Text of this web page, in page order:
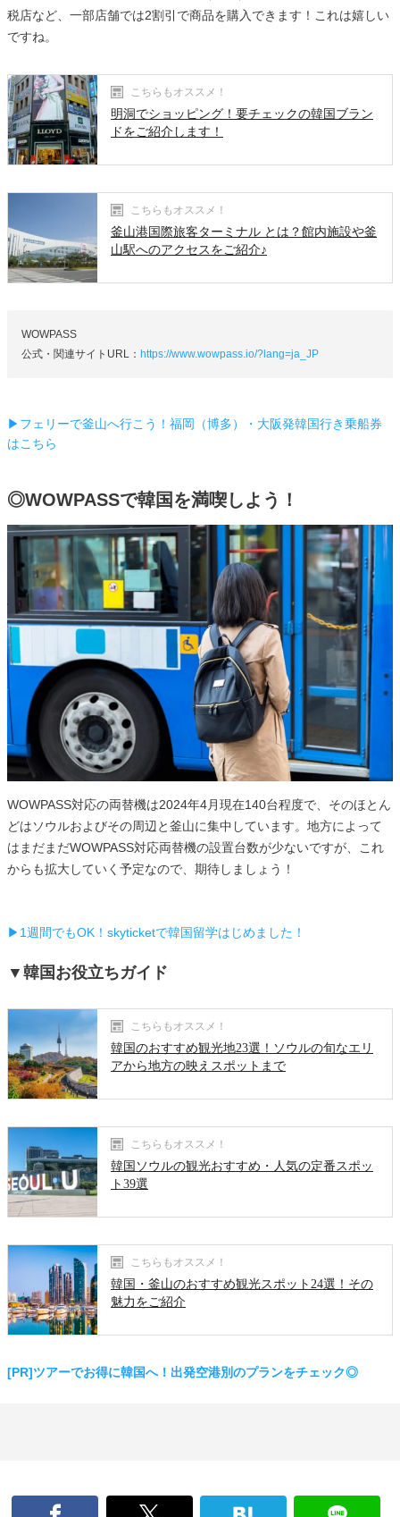
税店など、一部店舗では2割引で商品を購入できます！これは嬉しい
ですね。
こちらもオススメ！
明洞でショッピング！要チェックの韓国ブラン
ドをご紹介します！
こちらもオススメ！
釜山港国際旅客ターミナル とは？館内施設や釜
山駅へのアクセスをご紹介♪
WOWPASS
公式・関連サイトURL： https://www.wowpass.io/?lang=ja_JP
▶フェリーで釜山へ行こう！福岡（博多）・大阪発韓国行き乗船券
はこちら
◎WOWPASSで韓国を満喫しよう！
WOWPASS対応の両替機は2024年4月現在140台程度で、そのほとん
どはソウルおよびその周辺と釜山に集中しています。地方によって
はまだまだWOWPASS対応両替機の設置台数が少ないですが、これ
からも拡大していく予定なので、期待しましょう！
▶1週間でもOK！skyticketで韓国留学はじめました！
▼韓国お役立ちガイド
こちらもオススメ！
韓国のおすすめ観光地23選！ソウルの旬なエリ
アから地方の映えスポットまで
こちらもオススメ！
韓国ソウルの観光おすすめ・人気の定番スポッ
ト39選
こちらもオススメ！
韓国・釜山のおすすめ観光スポット24選！その
魅力をご紹介
[PR]ツアーでお得に韓国へ！出発空港別のプランをチェック◎